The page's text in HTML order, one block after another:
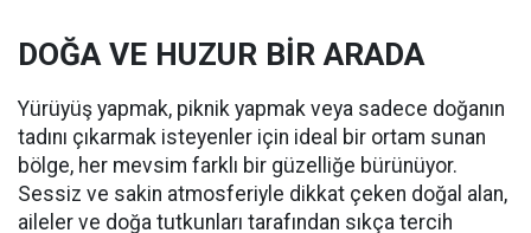
DOĞA VE HUZUR BİR ARADA
Yürüyüş yapmak, piknik yapmak veya sadece doğanın
tadını çıkarmak isteyenler için ideal bir ortam sunan
bölge, her mevsim farklı bir güzelliğe bürünüyor.
Sessiz ve sakin atmosferiyle dikkat çeken doğal alan,
aileler ve doğa tutkunları tarafından sıkça tercih